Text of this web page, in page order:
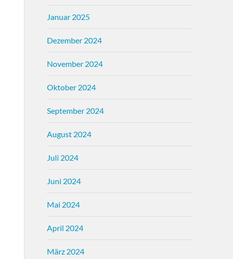
Januar 2025
Dezember 2024
November 2024
Oktober 2024
September 2024
August 2024
Juli 2024
Juni 2024
Mai 2024
April 2024
März 2024